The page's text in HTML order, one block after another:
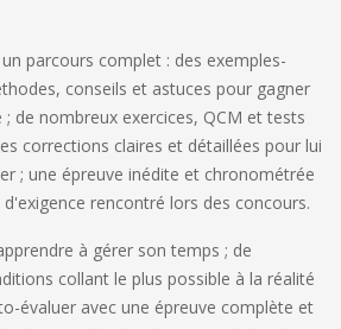
parcours complet : des exemples-
conseils et astuces pour gagner
de nombreux exercices, QCM et tests
corrections claires et détaillées pour lui
; une épreuve inédite et chronométrée
rencontré lors des concours.
à gérer son temps ; de
collant le plus possible à la réalité
évaluer avec une épreuve complète et